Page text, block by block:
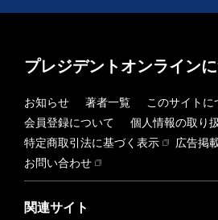
プレジデントオンライン
お知らせ 著者一覧
このサイトに
会員登録について
個人情報の取り
特定商取引法に基づく表示
広告掲
お問い合わせ
関連サイト